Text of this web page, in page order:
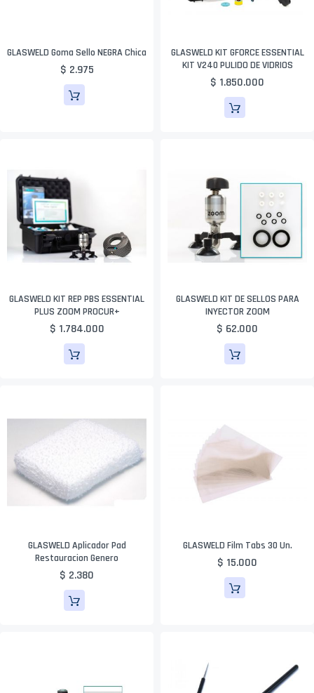
GLASWELD Goma Sello NEGRA Chica
$ 2.975
GLASWELD KIT GFORCE ESSENTIAL
KIT V240 PULIDO DE VIDRIOS
$ 1.850.000
GLASWELD KIT REP PBS ESSENTIAL
PLUS ZOOM PROCUR+
$ 1.784.000
GLASWELD KIT DE SELLOS PARA
INYECTOR ZOOM
$ 62.000
GLASWELD Aplicador Pad
Restauracion Genero
$ 2.380
GLASWELD Film Tabs 30 Un.
$ 15.000